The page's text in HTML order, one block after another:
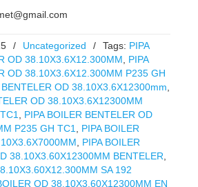
/ Uncategorized / Tags: PIPA
OD 38.10X3.6X12.300MM
PIPA
OD 38.10X3.6X12.300MM P235 GH
BENTELER OD 38.10X3.6X12300mm
OD 38.10X3.6X12300MM
PIPA BOILER BENTELER OD
P235 GH TC1
PIPA BOILER
PIPA BOILER
38.10X3.60X12300MM BENTELER
SA 192
OD 38.10X3.60X12300MM EN